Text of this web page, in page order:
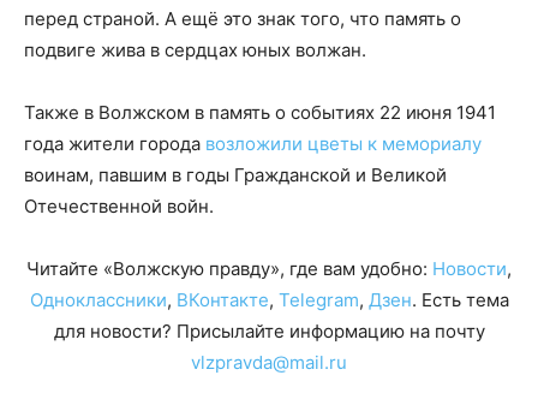
перед страной. А ещё это знак того, что память о
подвиге жива в сердцах юных волжан.
Также в Волжском в память о событиях 22 июня 1941
года жители города возложили цветы к мемориалу
воинам, павшим в годы Гражданской и Великой
Отечественной войн.
Читайте «Волжскую правду», где вам удобно: Новости,
Одноклассники, ВКонтакте, Telegram, Дзен. Есть тема
для новости? Присылайте информацию на почту
vlzpravda@mail.ru